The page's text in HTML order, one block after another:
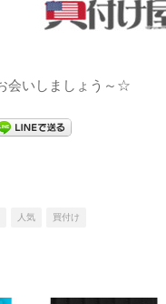
会いしましょう～☆
人気 買付け